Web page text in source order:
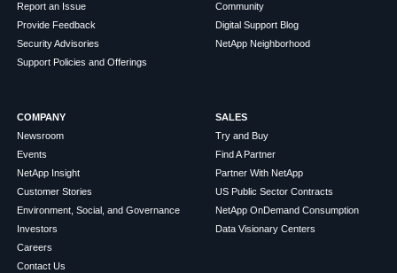
Report an Issue
Provide Feedback
Security Advisories
Support Policies and Offerings
Community
Digital Support Blog
NetApp Neighborhood
COMPANY
Newsroom
Events
NetApp Insight
Customer Stories
Environment, Social, and Governance
Investors
Careers
Contact Us
SALES
Try and Buy
Find A Partner
Partner With NetApp
US Public Sector Contracts
NetApp OnDemand Consumption
Data Visionary Centers